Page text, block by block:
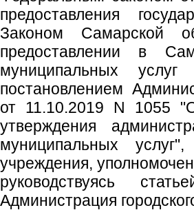
предоставления
Законом Самарской
предоставлении в
муниципальных услуг
постановлением
от 11.10.2019 N 1055
утверждения
муниципальных
учреждения,
руководствуясь
Администрация